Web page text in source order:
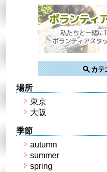
場所
東京
大阪
季節
autumn
summer
spring